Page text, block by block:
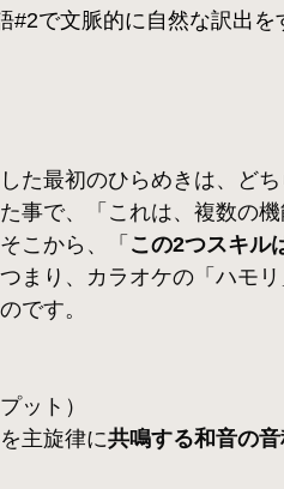
#2で文脈的に自然な訳出を
た最初のひらめきは、ど
事で、「これは、複数の
こから、「 この2つスキル
まり、カラオケの「ハモ
です。
ット）
主旋律に共鳴する和音の